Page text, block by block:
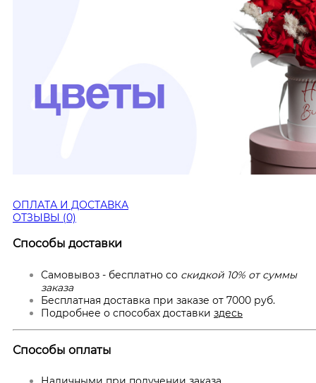
ОПЛАТА И ДОСТАВКА
ОТЗЫВЫ (0)
Способы доставки
Самовывоз - бесплатно со скидкой 10% от суммы
заказа
Бесплатная доставка при заказе от 7000 руб.
Подробнее о способах доставки здесь
Способы оплаты